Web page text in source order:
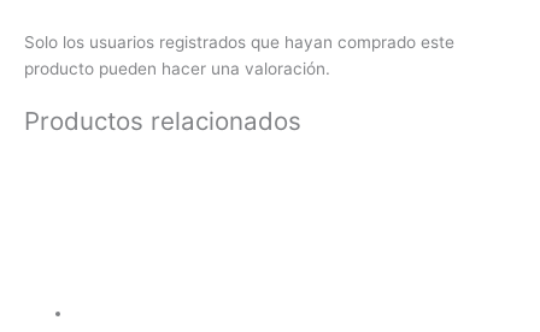
Solo los usuarios registrados que hayan comprado este
producto pueden hacer una valoración.
Productos relacionados